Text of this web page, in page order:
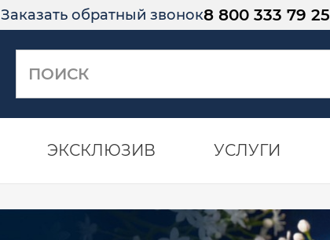
Заказать обратный звонок8 800 333 79 25
ЭКСКЛЮЗИВ УСЛУГИ